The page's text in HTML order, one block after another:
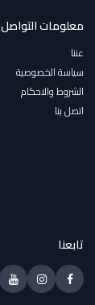
معلومات التواصل
عننا
سياسة الخصوصية
الشروط والاحكام
اتصل بنا
تابعنا